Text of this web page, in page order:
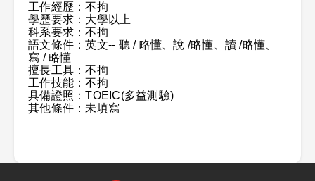
工作經歷：不拘
學歷要求：大學以上
科系要求：不拘
語文條件：英文-- 聽 / 略懂、說 /略懂、讀 /略懂、
寫 / 略懂
擅長工具：不拘
工作技能：不拘
具備證照：TOEIC(多益測驗)
其他條件：未填寫